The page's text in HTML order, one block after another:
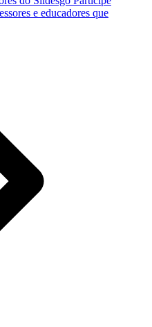
e educadores que